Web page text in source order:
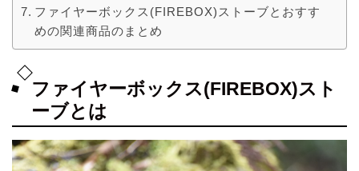
ファイヤーボックス(FIREBOX)ストーブとおすす
めの関連商品のまとめ
ファイヤーボックス(FIREBOX)スト
ーブとは